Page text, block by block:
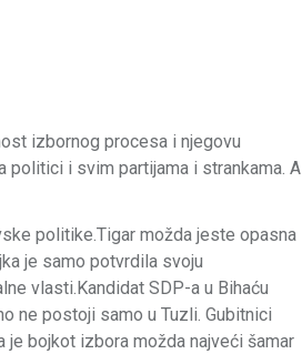
izbornog procesa i njegovu
i svim partijama i strankama. A
politike.Tigar možda jeste opasna
je samo potvrdila svoju
vlasti.Kandidat SDP-a u Bihaću
ne postoji samo u Tuzli. Gubitnici
je bojkot izbora možda najveći šamar